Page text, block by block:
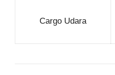
Cargo Udara